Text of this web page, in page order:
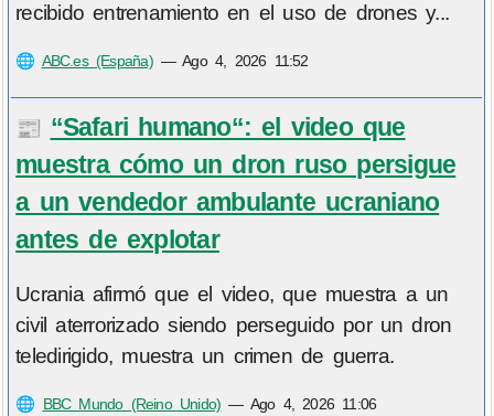
recibido entrenamiento en el uso de drones y...
🌐 ABC.es (España)—Ago 4, 2026 11:52
📰 “Safari humano“: el video que
muestra cómo un dron ruso persigue
a un vendedor ambulante ucraniano
antes de explotar
Ucrania afirmó que el video, que muestra a un
civil aterrorizado siendo perseguido por un dron
teledirigido, muestra un crimen de guerra.
🌐 BBC Mundo (Reino Unido) — Ago 4, 2026 11:06